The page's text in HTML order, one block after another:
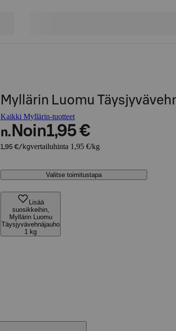
Myllärin Luomu
Kaikki Myllärin-tuotteet
n. Noin1,95 €
1,95 €/kgvertailuhinta 1,95 €/kg
Valitse toimitustapa
Lisää
suosikkeihin,
Myllärin Luomu
Täysjyvävehnäjauho
1 kg